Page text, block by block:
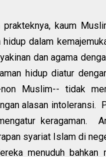
prakteknya, kaum
dalam
dan agama
hidup diatur
Muslim-- tidak
alasan intoleransi.
keragaman.
syariat Islam di
menuduh